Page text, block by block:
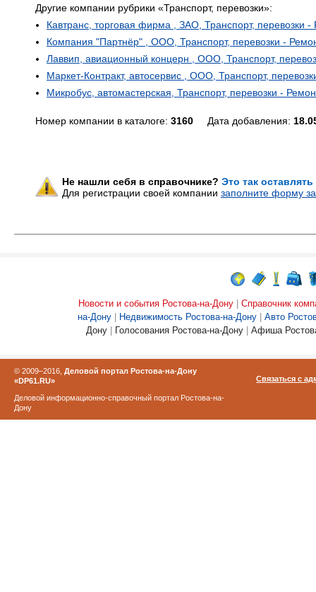
Другие компании рубрики «Транспорт, перевозки»:
Кавтранс, торговая фирма , ЗАО, Транспорт, перевозки -
Компания "Партнёр" , ООО, Транспорт, перевозки -
Лаввип, авиационный концерн , ООО, Транспорт,
Маркет-Контракт, автосервис , ООО, Транспорт,
Микробус, автомастерская, Транспорт, перевозки -
Номер компании в каталоге: 3160 Дата добавления:
Не нашли себя в справочнике? Это так
Для регистрации своей компании заполните форму
Новости и события Ростова-на-Дону
Справочник
на-Дону
Недвижимость Ростова-на-Дону
Авто
Дону
Голосования Ростова-на-Дону Афиша
© 2009–2016, Деловой портал Ростова-на-Дону
«DP61.RU»
Деловой информационно-справочный портал Ростова-на-
Дону
Связаться с